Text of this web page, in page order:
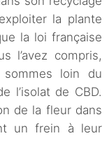
la plante
la loi française
l’avez compris,
loin du
l’isolat de CBD.
de la fleur dans
un frein à leur